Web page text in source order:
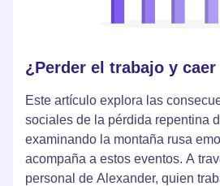
¿Perder el trabajo y
Este artículo explora las
sociales de la pérdida repentina
examinando la montaña rusa
acompaña a estos eventos. A
personal de Alexander, quien